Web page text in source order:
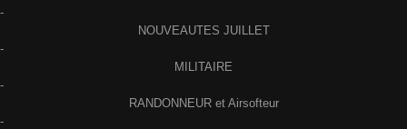
-
NOUVEAUTES JUILLET
-
MILITAIRE
-
RANDONNEUR et Airsofteur
-